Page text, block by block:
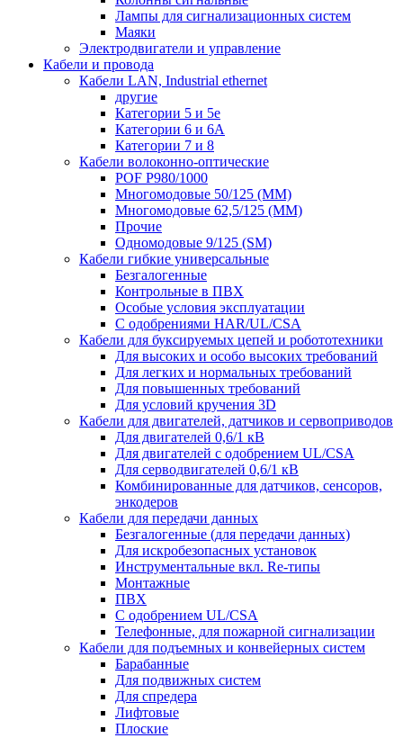
Лампы для сигнализационных систем
Маяки
Электродвигатели и управление
Кабели и провода
Кабели LAN, Industrial ethernet
другие
Категории 5 и 5е
Категории 6 и 6A
Категории 7 и 8
Кабели волоконно-оптические
POF P980/1000
Многомодовые 50/125 (ММ)
Многомодовые 62,5/125 (ММ)
Прочие
Одномодовые 9/125 (SM)
Кабели гибкие универсальные
Безгалогенные
Контрольные в ПВХ
Особые условия эксплуатации
С одобрениями HAR/UL/CSA
Кабели для буксируемых цепей и робототехники
Для высоких и особо высоких требований
Для легких и нормальных требований
Для повышенных требований
Для условий кручения 3D
Кабели для двигателей, датчиков и сервоприводов
Для двигателей 0,6/1 кВ
Для двигателей с одобрением UL/CSA
Для серводвигателей 0,6/1 кВ
Комбинированные для датчиков, cенсоров,
энкодеров
Кабели для передачи данных
Безгалогенные (для передачи данных)
Для искробезопасных установок
Инструментальные вкл. Re-типы
Монтажные
ПВХ
С одобрением UL/CSA
Телефонные, для пожарной сигнализации
Кабели для подъемных и конвейерных систем
Барабанные
Для подвижных систем
Для спредера
Лифтовые
Плоские